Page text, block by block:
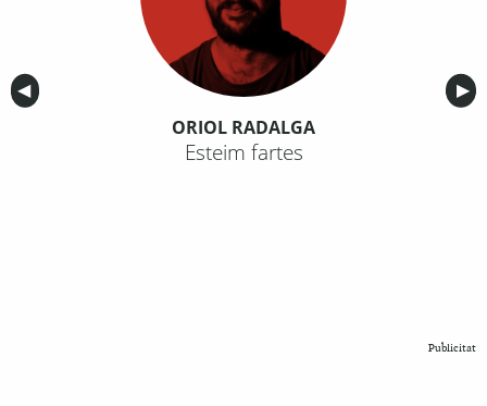
Anterior
◀︎ ▶︎
ORIOL RADALGA
Esteim fartes
Publicitat